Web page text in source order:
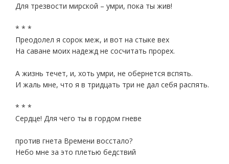
Для трезвости мирской – умри, пока ты жив!
* * *
Преодолел я сорок меж, и вот на стыке вех
На саване моих надежд не сосчитать прорех.
А жизнь течет, и, хоть умри, не обернется вспять.
И жаль мне, что я в тридцать три не дал себя распять.
* * *
Сердце! Для чего ты в гордом гневе
против гнета Времени восстало?
Небо мне за это плетью бедствий